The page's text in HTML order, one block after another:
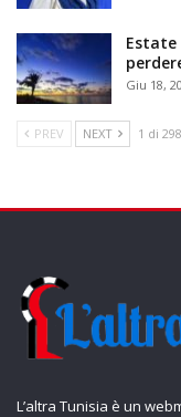
Giu 18,
PREV NEXT 1 di 298
L’altra Tunisia è un